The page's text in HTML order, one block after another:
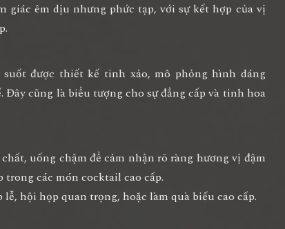
giác êm dịu nhưng phức tạp, với sự kết hợp của vị
được thiết kế tinh xảo, mô phỏng hình dáng
cũng là biểu tượng cho sự đẳng cấp và tinh hoa
uống chậm để cảm nhận rõ ràng hương vị đậm
trong các món cocktail cao cấp.
hội họp quan trọng, hoặc làm quà biếu cao cấp.